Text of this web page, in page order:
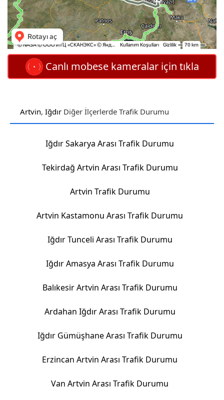
Canlı mobese kameralar için tıkla
Artvin, Iğdır Diğer İlçerlerde Trafik Durumu
Iğdır Sakarya Arası Trafik Durumu
Tekirdağ Artvin Arası Trafik Durumu
Artvin Trafik Durumu
Artvin Kastamonu Arası Trafik Durumu
Iğdır Tunceli Arası Trafik Durumu
Iğdır Amasya Arası Trafik Durumu
Balıkesir Artvin Arası Trafik Durumu
Ardahan Iğdır Arası Trafik Durumu
Iğdır Gümüşhane Arası Trafik Durumu
Erzincan Artvin Arası Trafik Durumu
Van Artvin Arası Trafik Durumu